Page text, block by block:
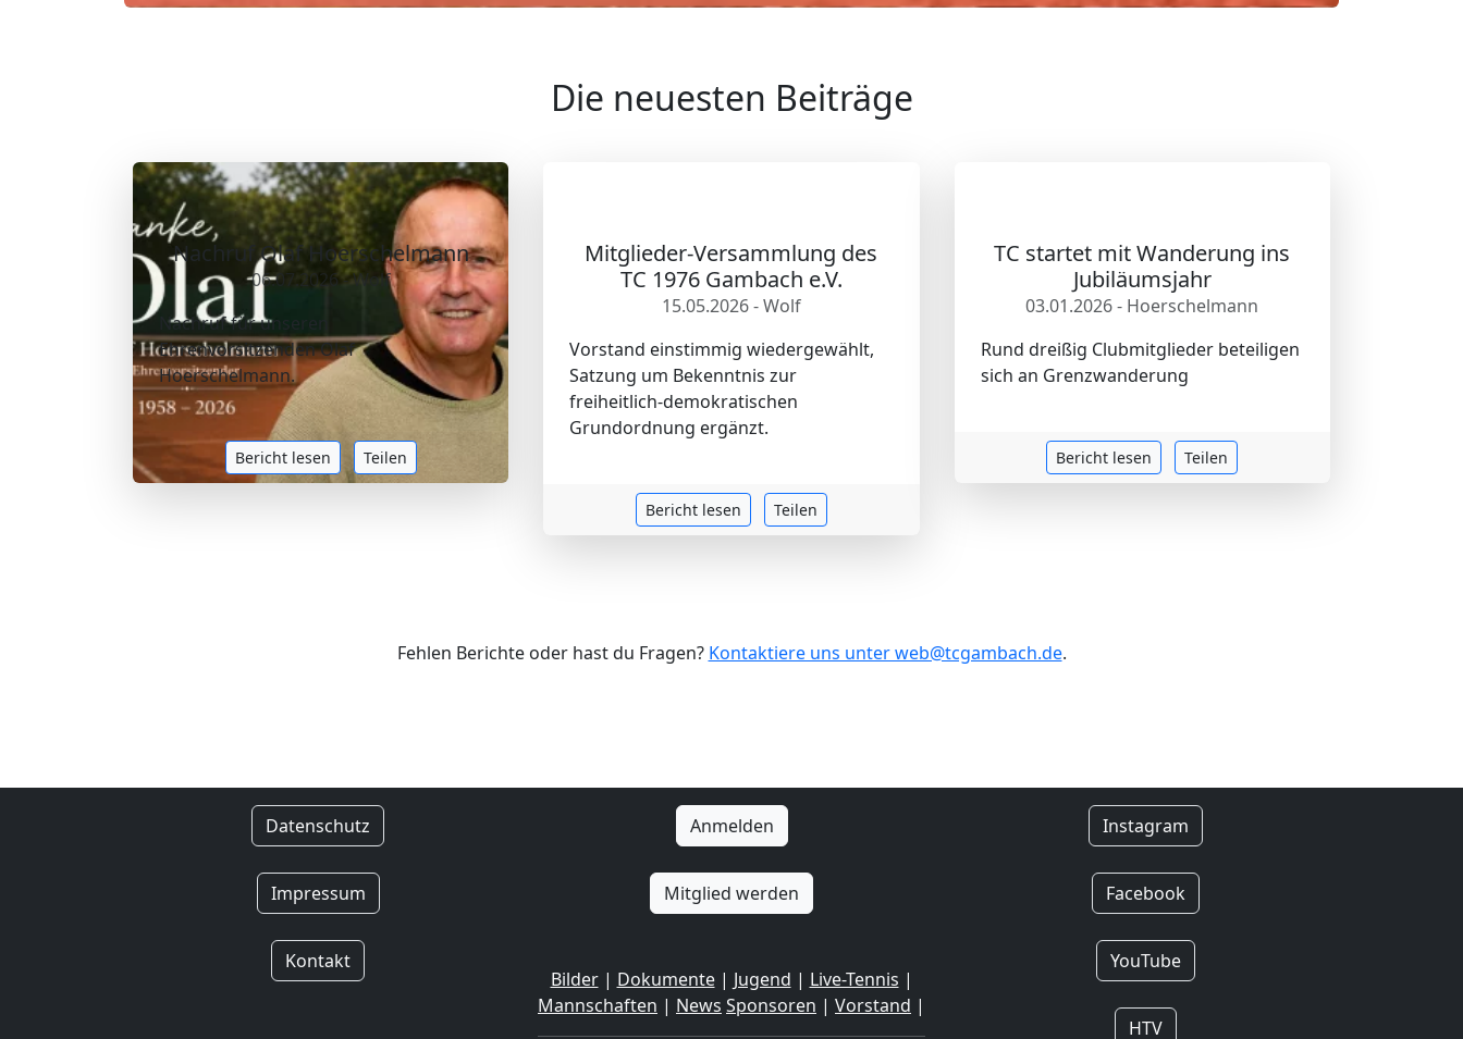
Die neuesten Beiträge
Nachruf Olaf Hoerschelmann
06.07.2026 - Wolf
Nachruf für unseren
Ehrenvorsitzenden Olaf
Hoerschelmann.
Bericht lesen Teilen
Mitglieder-Versammlung des
TC 1976 Gambach e.V.
15.05.2026 - Wolf
Vorstand einstimmig wiedergewählt,
Satzung um Bekenntnis zur
freiheitlich-demokratischen
Grundordnung ergänzt.
Bericht lesen Teilen
TC startet mit Wanderung ins
Jubiläumsjahr
03.01.2026 - Hoerschelmann
Rund dreißig Clubmitglieder beteiligen
sich an Grenzwanderung
Bericht lesen Teilen
Fehlen Berichte oder hast du Fragen? Kontaktiere uns unter web@tcgambach.de.
Datenschutz
Impressum
Kontakt
Anmelden
Mitglied werden
Bilder| Dokumente| Jugend | Live-Tennis |
Mannschaften | News Sponsoren | Vorstand |
Instagram
Facebook
YouTube
HTV